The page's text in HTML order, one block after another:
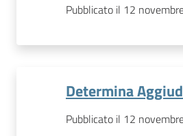
Pubblicato il 12
Determina
Pubblicato il 12